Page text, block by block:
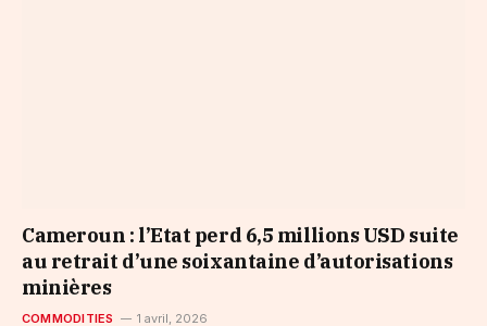
Cameroun : l’Etat perd 6,5 millions USD suite
au retrait d’une soixantaine d’autorisations
minières
COMMODITIES 1 avril, 2026